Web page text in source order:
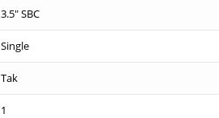
3.5" SBC
Single
Tak
1